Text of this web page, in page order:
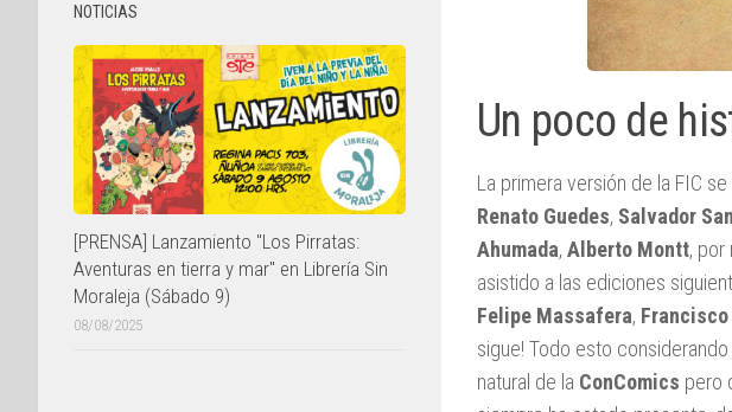
Un poco de
La primera versión de la FIC
Renato Guedes, Salvador
Ahumada, Alberto Montt, por
asistido a las ediciones
Felipe Massafera, Francisco
sigue! Todo esto
natural de la ConComics pero
NOTICIAS
[PRENSA] Lanzamiento "Los Pirratas:
Aventuras en tierra y mar" en Librería Sin
Moraleja (Sábado 9)
08/08/2025